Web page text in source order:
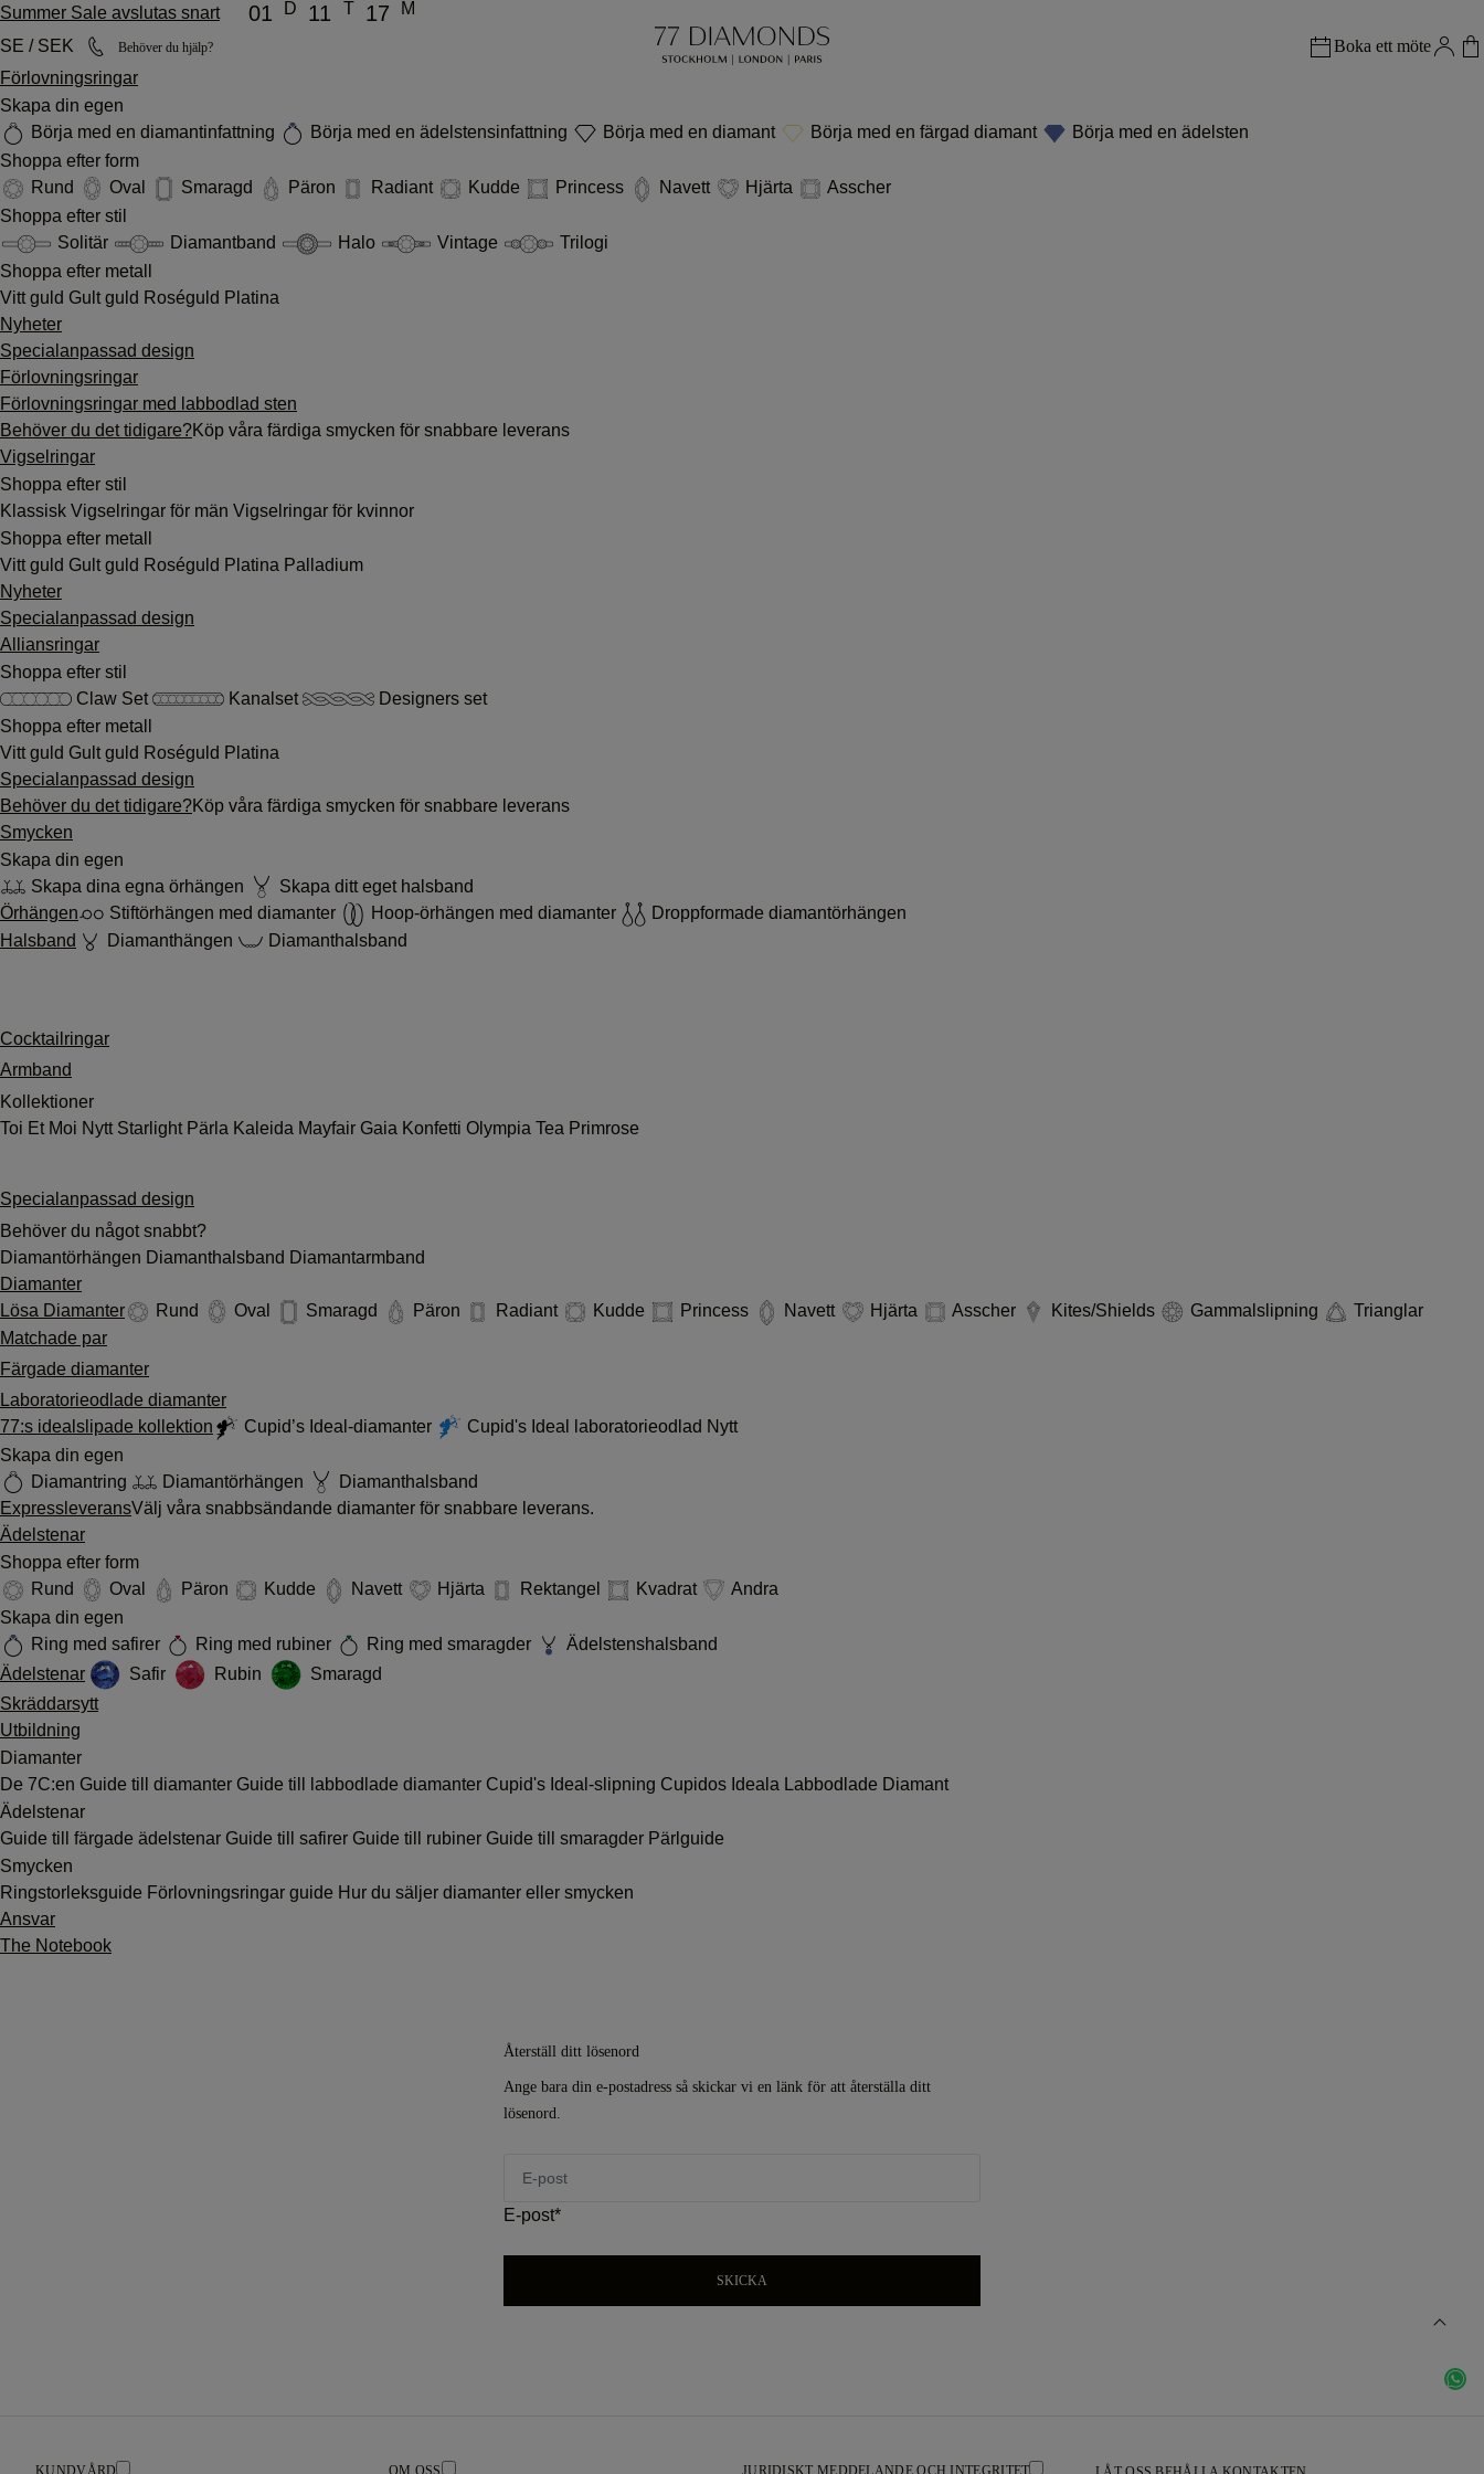
Summer Sale avslutas snart 01 D 11 T 17
M
SE / SEK
Behöver du hjälp?
Boka ett möte
Förlovningsringar
Skapa din egen
Börja med en diamantinfattning
Börja med en ädelstensinfattning Börja med en diamant Börja med en färgad diamant
Börja med en ädelsten
Shoppa efter form
Rund
Oval Smaragd Päron Radiant Kudde Princess Navett Hjärta
Asscher
Shoppa efter stil
Solitär
Diamantband Halo Vintage
Trilogi
Shoppa efter metall
Vitt guld Gult guld Roséguld Platina
Nyheter
Specialanpassad design
Förlovningsringar
Förlovningsringar med labbodlad sten
Behöver du det tidigare?Köp våra färdiga smycken för snabbare leverans
Vigselringar
Shoppa efter stil
Klassisk Vigselringar för män Vigselringar för kvinnor
Shoppa efter metall
Vitt guld Gult guld Roséguld Platina Palladium
Nyheter
Specialanpassad design
Alliansringar
Shoppa efter stil
Claw Set
Kanalset
Designers set
Shoppa efter metall
Vitt guld Gult guld Roséguld Platina
Specialanpassad design
Behöver du det tidigare?Köp våra färdiga smycken för snabbare leverans
Smycken
Skapa din egen
Skapa dina egna örhängen
Skapa ditt eget halsband
Örhängen
Stiftörhängen med diamanter Hoop-örhängen med diamanter
Droppformade diamantörhängen
Halsband
Diamanthängen Diamanthalsband
Cocktailringar
Armband
Kollektioner
Toi Et Moi NyttStarlight Pärla Kaleida Mayfair Gaia Konfetti Olympia Tea Primrose
Specialanpassad design
Behöver du något snabbt?
Diamantörhängen Diamanthalsband Diamantarmband
Diamanter
Lösa Diamanter
Rund Oval Smaragd Päron Radiant Kudde Princess Navett Hjärta Asscher Kites/Shields Gammalslipning
Trianglar
Matchade par
Färgade diamanter
Laboratorieodlade diamanter
77:s idealslipade kollektion
Cupid’s Ideal-diamanter Cupid's Ideal laboratorieodlad Nytt
Skapa din egen
Diamantring
Diamantörhängen
Diamanthalsband
ExpressleveransVälj våra snabbsändande diamanter för snabbare leverans.
Ädelstenar
Shoppa efter form
Rund
Oval Päron Kudde Navett Hjärta Rektangel Kvadrat
Andra
Skapa din egen
Ring med safirer
Ring med rubiner Ring med smaragder
Ädelstenshalsband
Ädelstenar
Safir Rubin
Smaragd
Skräddarsytt
Utbildning
Diamanter
De 7C:en Guide till diamanter Guide till labbodlade diamanter Cupid's Ideal-slipning Cupidos Ideala Labbodlade Diamant
Ädelstenar
Guide till färgade ädelstenar Guide till safirer Guide till rubiner Guide till smaragder Pärlguide
Smycken
Ringstorleksguide Förlovningsringar guide Hur du säljer diamanter eller smycken
Ansvar
The Notebook
Återställ ditt lösenord
Ange bara din e-postadress så skickar vi en länk för att återställa ditt
lösenord.
E-post*
SKICKA
KUNDVÅRD OM OSS JURIDISKT MEDDELANDE OCH INTEGRITET